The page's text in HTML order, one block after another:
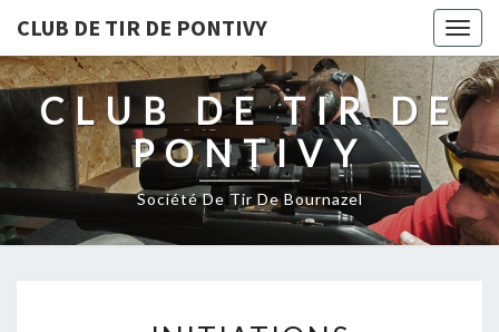
CLUB DE TIR DE PONTIVY
CLUB DE TIR DE
PONTIVY
Société De Tir De Bournazel